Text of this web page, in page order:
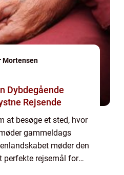
Mortensen
Dybdegående
Rejsende
at besøge et sted, hvor
gammeldags
møder den
perfekte rejsemål for